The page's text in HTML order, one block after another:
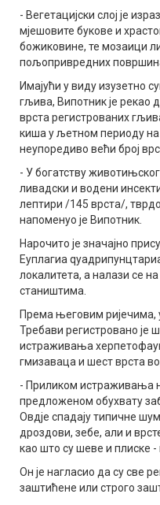
- Вегетацијски слој је
мјешовите букове и
божиковине, те мозаици
пољопривредних
Имајући у виду изузетно
гљива, Випотник је рекао
врста регистрованих
киша у љетном периоду
неупоредиво већи број
- У богатству
ливадски и водени
лептири /145 врста/,
напоменуо је Випотник.
Нарочито је значајно
Еуплагиа
локалитета, а налази се
стаништима.
Према његовим ријечима,
Требави регистровано је
истраживања
гмизаваца и шест врста
- Приликом истраживања
предложеном обухвату
Овдје спадају типичне
дроздови, зебе, али и
као што су шеве и плиске -
Он је нагласио да су све
заштићене или строго